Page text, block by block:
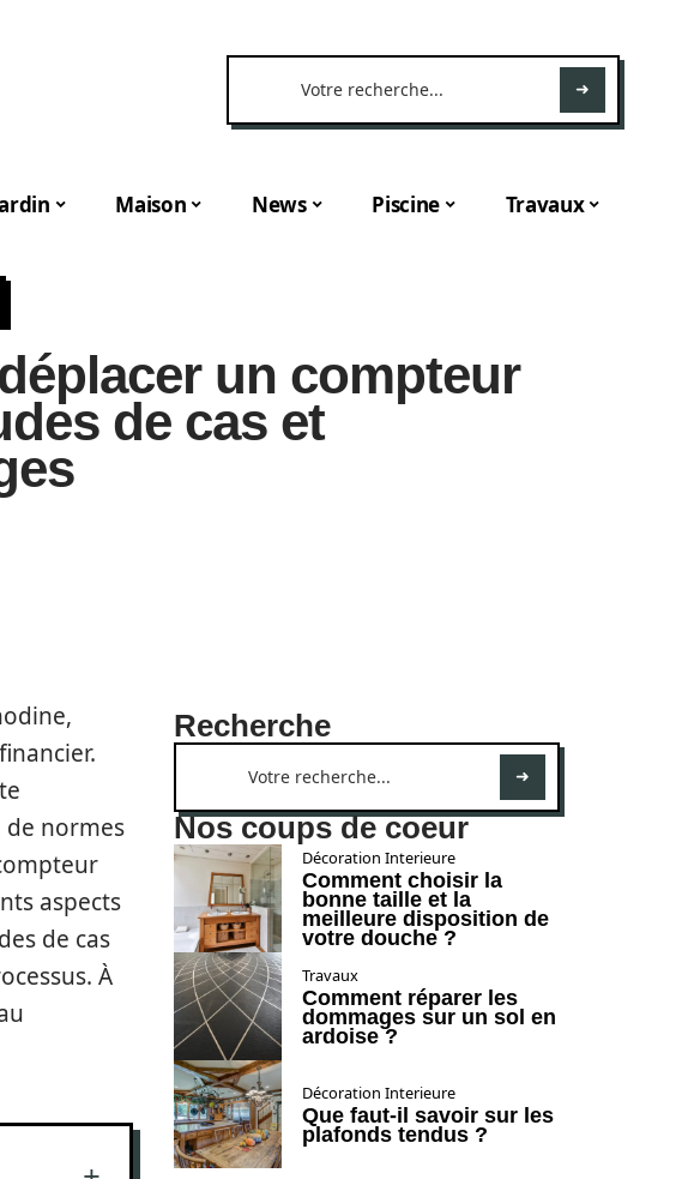
Maison News Piscine Travaux
un compteur
de cas et
de normes
aspects
de cas
À
Recherche
Nos coups de coeur
Décoration Interieure
Comment choisir la
bonne taille et la
meilleure disposition de
votre douche ?
Travaux
Comment réparer les
dommages sur un sol en
ardoise ?
Décoration Interieure
Que faut-il savoir sur les
plafonds tendus ?